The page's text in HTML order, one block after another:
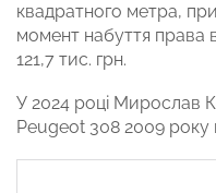
квадратного метра,
момент набуття права
121,7 тис. грн.
У 2024 році Мирослав
Peugeot 308 2009 року